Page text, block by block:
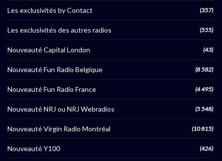
Les exclusivités by Contact (357)
Les exclusivités des autres radios (555)
Nouveauté Capital London (43)
Nouveauté Fun Radio Belgique (8 582)
Nouveauté Fun Radio France (4 495)
Nouveauté NRJ ou NRJ Webradios (5 548)
Nouveauté Virgin Radio Montréal (10 815)
Nouveauté Y100 (426)